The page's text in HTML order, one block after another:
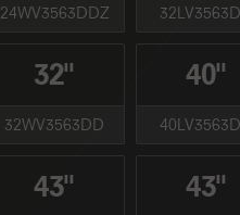
24WV3563DDZ
32''
32WV3563DD
40''
43'' 43''